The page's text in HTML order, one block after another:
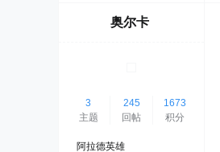
奥尔卡
3
主题
245
回帖
1673
积分
阿拉德英雄